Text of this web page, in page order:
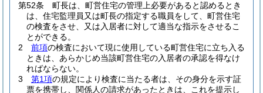
第52条
町長は、町営住宅の管理上必要があると認めるとき
は、住宅監理員又は町長の指定する職員をして、町営住宅
の検査をさせ、又は入居者に対して適当な指示をさせるこ
とができる。
2
前項の検査において現に使用している町営住宅に立ち入る
ときは、あらかじめ当該町営住宅の入居者の承認を得なけ
ればならない。
3
第1項の規定により検査に当たる者は、その身分を示す証
票を携帯し、関係人の請求があったときは、これを提示し